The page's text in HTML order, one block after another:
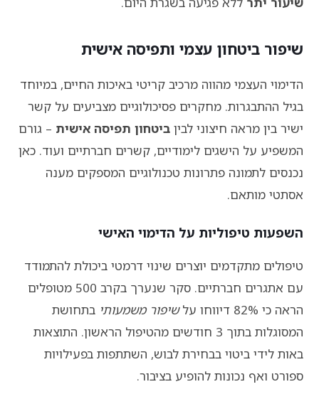
שיפור ביטחון עצמי ותפיסה אישית
הדימוי העצמי מהווה מרכיב קריטי באיכות החיים, במיוחד
בגיל ההתבגרות. מחקרים פסיכולוגיים מצביעים על קשר
ישיר בין מראה חיצוני לבין ביטחון תפיסה אישית – גורם
המשפיע על הישגים לימודיים, קשרים חברתיים ועוד. כאן
נכנסים לתמונה פתרונות טכנולוגיים המספקים מענה
אסתטי מותאם.
השפעות טיפוליות על הדימוי האישי
טיפולים מתקדמים יוצרים שינוי דרמטי ביכולת להתמודד
עם אתגרים חברתיים. סקר שנערך בקרב 500 מטופלים
הראה כי 82% דיווחו על
שיפור משמעותי בתחושת
המסוגלות בתוך 3 חודשים מהטיפול הראשון. התוצאות
באות לידי ביטוי בבחירת לבוש, השתתפות בפעילויות
ספורט ואף נכונות להופיע בציבור.